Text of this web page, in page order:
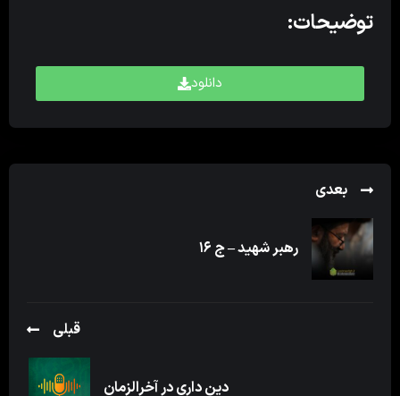
توضیحات:
دانلود
بعدی
رهبر شهید – ج ۱۶
قبلی
دین داری در آخرالزمان